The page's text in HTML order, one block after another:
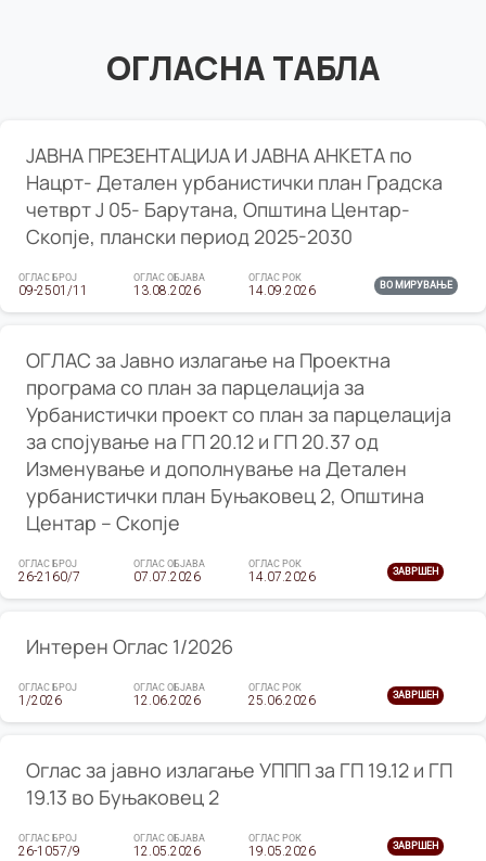
ОГЛАСНА ТАБЛА
ЈАВНА ПРЕЗЕНТАЦИЈА И ЈАВНА АНКЕТА по
Нацрт- Детален урбанистички план Градска
четврт Ј 05- Барутана, Општина Центар-
Скопје, плански период 2025-2030
ОГЛАС БРОЈ
09-2501/11
ОГЛАС ОБЈАВА
13.08.2026
ОГЛАС РОК
14.09.2026 ВО МИРУВАЊЕ
ОГЛАС за Јавно излагање на Проектна
програма со план за парцелација за
Урбанистички проект со план за парцелација
за спојување на ГП 20.12 и ГП 20.37 од
Изменување и дополнување на Детален
урбанистички план Буњаковец 2, Општина
Центар – Скопје
ОГЛАС БРОЈ
26-2160/7
ОГЛАС ОБЈАВА
07.07.2026
ОГЛАС РОК
14.07.2026 ЗАВРШЕН
Интерен Оглас 1/2026
ОГЛАС БРОЈ
1/2026
ОГЛАС ОБЈАВА
12.06.2026
ОГЛАС РОК
25.06.2026 ЗАВРШЕН
Оглас за јавно излагање УППП за ГП 19.12 и ГП
19.13 во Буњаковец 2
ОГЛАС БРОЈ
26-1057/9
ОГЛАС ОБЈАВА
12.05.2026
ОГЛАС РОК
19.05.2026 ЗАВРШЕН